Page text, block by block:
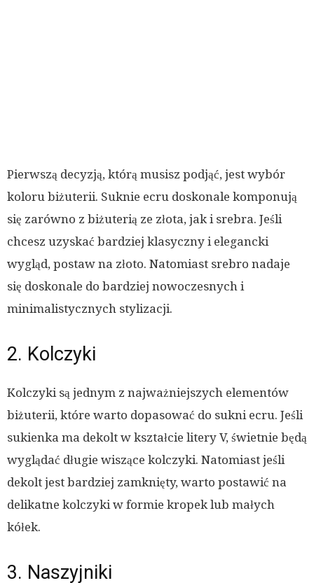
Pierwszą decyzją, którą musisz podjąć, jest wybór
koloru biżuterii. Suknie ecru doskonale komponują
się zarówno z biżuterią ze złota, jak i srebra. Jeśli
chcesz uzyskać bardziej klasyczny i elegancki
wygląd, postaw na złoto. Natomiast srebro nadaje
się doskonale do bardziej nowoczesnych i
minimalistycznych stylizacji.
2. Kolczyki
Kolczyki są jednym z najważniejszych elementów
biżuterii, które warto dopasować do sukni ecru. Jeśli
sukienka ma dekolt w kształcie litery V, świetnie będą
wyglądać długie wiszące kolczyki. Natomiast jeśli
dekolt jest bardziej zamknięty, warto postawić na
delikatne kolczyki w formie kropek lub małych
kółek.
3. Naszyjniki